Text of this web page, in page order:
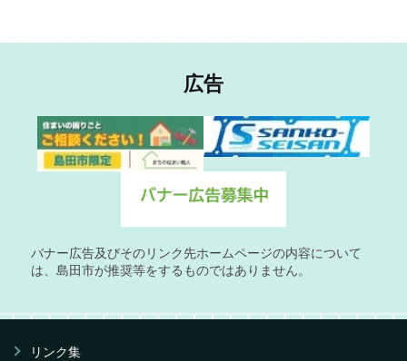
広告
バナー広告及びそのリンク先ホームページの内容について
は、島田市が推奨等をするものではありません。
リンク集